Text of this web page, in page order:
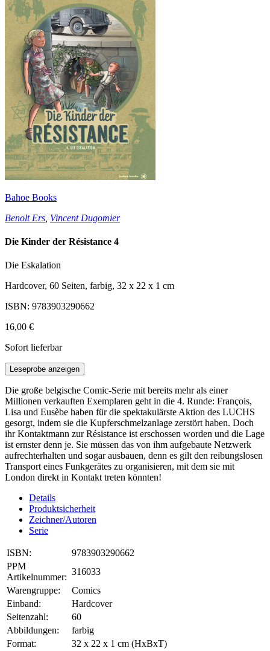
Bahoe Books
Benolt Ers Vincent Dugomier
Die Kinder der Résistance 4
Die Eskalation
Hardcover, 60 Seiten, farbig, 32 x 22 x 1 cm
ISBN: 9783903290662
16,00 €
Sofort lieferbar
Leseprobe anzeigen
Die große belgische Comic-Serie mit bereits mehr als einer
Millionen verkauften Exemplaren geht in die 4. Runde: François,
Lisa und Eusèbe haben für die spektakulärste Aktion des LUCHS
gesorgt, indem sie die Kupferschmelzanlage zerstört haben. Doch
ihr Kontaktmann zur Résistance ist erschossen worden und die Lage
ist ernster denn je. Sie müssen das von ihm aufgebaute Netzwerk
aufrechterhalten und sogar ausbauen, denn es gilt den reibungslosen
Transport eines Funkgerätes zu organisieren, mit dem sie mit
London direkt in Kontakt treten könnten!
Details
Produktsicherheit
Zeichner/Autoren
Serie
ISBN:
9783903290662
PPM
Artikelnummer:
316033
Warengruppe:
Comics
Einband:
Hardcover
Seitenzahl:
60
Abbildungen:
farbig
Format:
32 x 22 x 1 cm (HxBxT)